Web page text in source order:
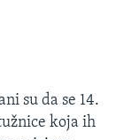
su da se 14.
koja ih